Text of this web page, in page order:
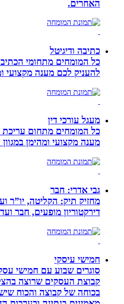
האחרים.
כתיבה ודיגיטל
כל המומחים מתחומי הכתיבה,
להעניק לכם מענה מקצועי
מעגל עורכי דין
כל המומחים מתחום עריכת
מענה מקצועי ומהימן במגוון
גבי אדרי: חבר
מחזיק תיק: הקליטה, יו”ר ועדת
דירקטוריון מופעים, חבר ועדת
חמישי עיסקי
סוגרים שבוע עם חמישי עסקי
קבוצת העסקים שרוצה
בכוחה של קבוצה והכוח שיש